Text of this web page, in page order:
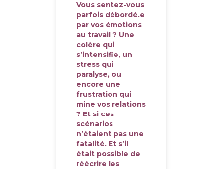
Vous sentez-vous
parfois débordé.e
par vos émotions
au travail ? Une
colère qui
s’intensifie, un
stress qui
paralyse, ou
encore une
frustration qui
mine vos relations
? Et si ces
scénarios
n’étaient pas une
fatalité. Et s’il
était possible de
réécrire les